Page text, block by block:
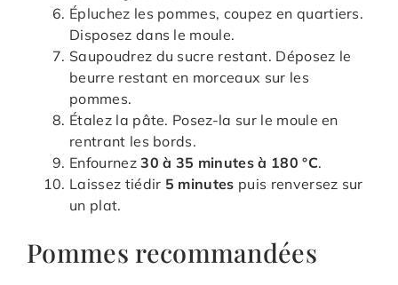
Épluchez les pommes, coupez en quartiers.
Disposez dans le moule.
Saupoudrez du sucre restant. Déposez le
beurre restant en morceaux sur les
pommes.
Étalez la pâte. Posez-la sur le moule en
rentrant les bords.
Enfournez30 à 35 minutes à 180 °C.
Laissez tiédir 5 minutes puis renversez sur
un plat.
Pommes recommandées